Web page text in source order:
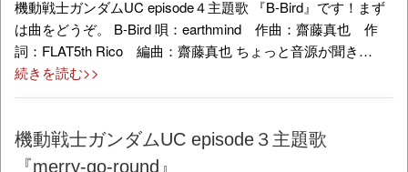
機動戦士ガンダムUC episode４主題歌 『B-Bird』です！まず
は曲をどうぞ。 B-Bird 唄：earthmind 作曲：齋藤真也 作
詞：FLAT5th Rico 編曲：齋藤真也 ちょっと音源が聞き…
続きを読む>>
機動戦士ガンダムUC episode３主題歌
『merry-go-round』